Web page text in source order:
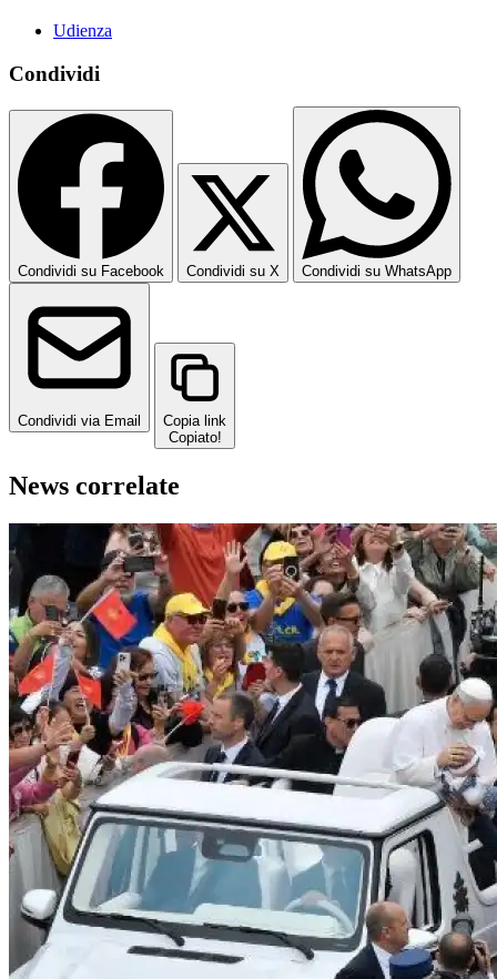
Udienza
Condividi
Condividi su Facebook Condividi su X Condividi su WhatsApp
Condividi via Email
Copia link
Copiato!
News correlate